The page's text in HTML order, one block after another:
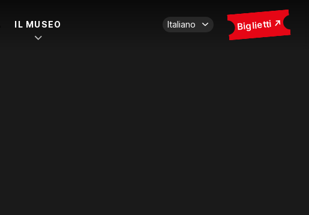
IL MUSEO Biglietti